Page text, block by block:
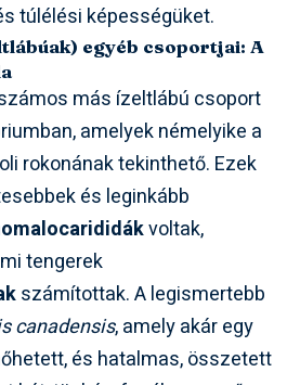
túlélési képességüket.
egyéb csoportjai: A
más ízeltlábú csoport
amelyek némelyike a
rokonának tekinthető. Ezek
és leginkább
voltak,
tengerek
számítottak. A legismertebb
canadensis, amely akár egy
és hatalmas, összetett